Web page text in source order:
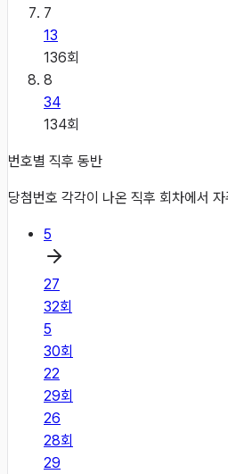
7
13
136회
8
34
134회
번호별 직후 동반
당첨번호 각각이 나온 직후 회차에서
5
27
32회
5
30회
22
29회
26
28회
29